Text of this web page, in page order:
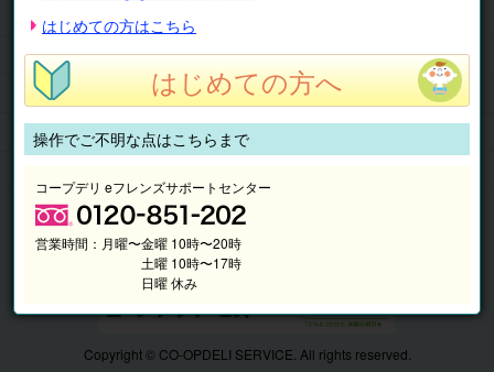
チケット
くらしのサービス
このサイトの使い方
マイページ
Copyright © CO-OPDELI SERVICE. All rights reserved.
はじめての方はこちら
はじめての方へ
操作でご不明な点はこちらまで
コープデリ eフレンズサポートセンター
営業時間： 月曜〜金曜 10時〜20時
土曜 10時〜17時
日曜 休み